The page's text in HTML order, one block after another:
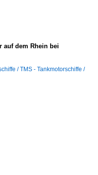
auf dem Rhein bei
/ TMS - Tankmotorschiffe /